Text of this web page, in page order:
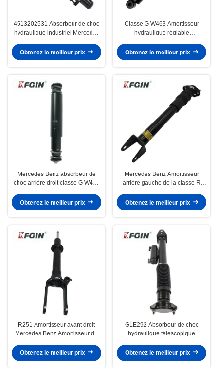
4513202531 Absorbeur de choc
hydraulique industriel Mercedes
traction
Obtenez le meilleur prix
Classe G W463 Amortisseur
hydraulique réglable
automobile
Obtenez le meilleur prix
Mercedes Benz absorbeur de
choc arrière droit classe G W463
Obtenez le meilleur prix
Mercedes Benz Amortisseur
arrière gauche de la classe R
Obtenez le meilleur prix
R251 Amortisseur avant droit
Mercedes Benz Amortisseur de
Obtenez le meilleur prix
GLE292 Absorbeur de choc
hydraulique télescopique
automatique
Obtenez le meilleur prix